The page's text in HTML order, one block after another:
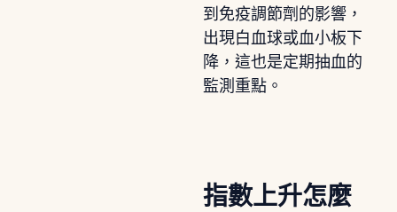
到免疫調節劑的影響，
出現白血球或血小板下
降，這也是定期抽血的
監測重點。
指數上升怎麼